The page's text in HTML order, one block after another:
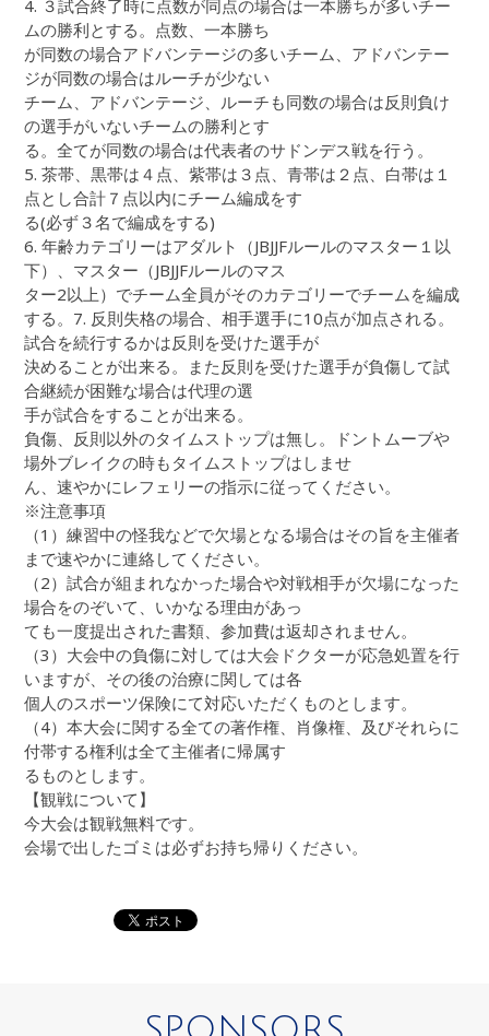
4. ３試合終了時に点数が同点の場合は一本勝ちが多いチー
ムの勝利とする。点数、一本勝ち
が同数の場合アドバンテージの多いチーム、アドバンテー
ジが同数の場合はルーチが少ない
チーム、アドバンテージ、ルーチも同数の場合は反則負け
の選手がいないチームの勝利とす
る。全てが同数の場合は代表者のサドンデス戦を行う。
5. 茶帯、黒帯は４点、紫帯は３点、青帯は２点、白帯は１
点とし合計７点以内にチーム編成をす
る(必ず３名で編成をする)
6. 年齢カテゴリーはアダルト（JBJJFルールのマスター１以
下）、マスター（JBJJFルールのマス
ター2以上）でチーム全員がそのカテゴリーでチームを編成
する。7. 反則失格の場合、相手選手に10点が加点される。
試合を続行するかは反則を受けた選手が
決めることが出来る。また反則を受けた選手が負傷して試
合継続が困難な場合は代理の選
手が試合をすることが出来る。
負傷、反則以外のタイムストップは無し。ドントムーブや
場外ブレイクの時もタイムストップはしませ
ん、速やかにレフェリーの指示に従ってください。
※注意事項
（1）練習中の怪我などで欠場となる場合はその旨を主催者
まで速やかに連絡してください。
（2）試合が組まれなかった場合や対戦相手が欠場になった
場合をのぞいて、いかなる理由があっ
ても一度提出された書類、参加費は返却されません。
（3）大会中の負傷に対しては大会ドクターが応急処置を行
いますが、その後の治療に関しては各
個人のスポーツ保険にて対応いただくものとします。
（4）本大会に関する全ての著作権、肖像権、及びそれらに
付帯する権利は全て主催者に帰属す
るものとします。
【観戦について】
今大会は観戦無料です。
会場で出したゴミは必ずお持ち帰りください。